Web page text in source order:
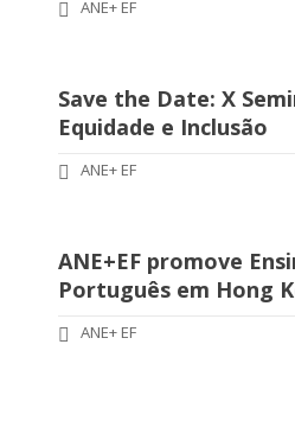
ANE+ EF
Save the Date: X
Equidade e Inclusão
ANE+ EF
ANE+EF promove
Português em Hong
ANE+ EF